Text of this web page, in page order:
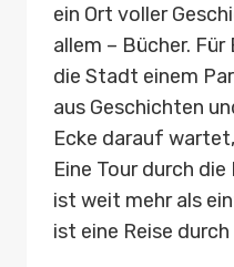
ein Ort voller
allem – Bücher.
die Stadt einem
aus Geschichten
Ecke darauf
Eine Tour durch
ist weit mehr als
ist eine Reise